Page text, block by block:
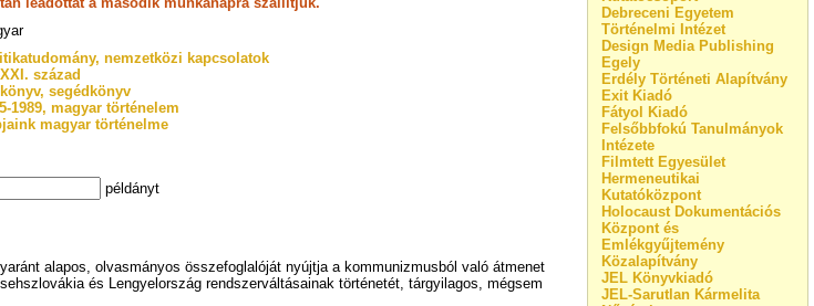
Debreceni Egyetem
Történelmi Intézet
Design Media Publishing
Egely
Erdély Történeti Alapítvány
Exit Kiadó
Fátyol Kiadó
Felsőbbfokú Tanulmányok
Intézete
Filmtett Egyesület
Hermeneutikai
Kutatóközpont
Holocaust Dokumentációs
Központ és
Emlékgyűjtemény
Közalapítvány
JEL Könyvkiadó
JEL-Sarutlan Kármelita
nemzetközi kapcsolatok
század
segédkönyv
1989, magyar történelem
magyar történelme
példányt
alapos, olvasmányos összefoglalóját nyújtja a kommunizmusból való átmenet
és Lengyelország rendszerváltásainak történetét, tárgyilagos, mégsem